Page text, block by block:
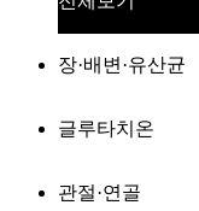
장·배변·유산균
글루타치온
관절·연골